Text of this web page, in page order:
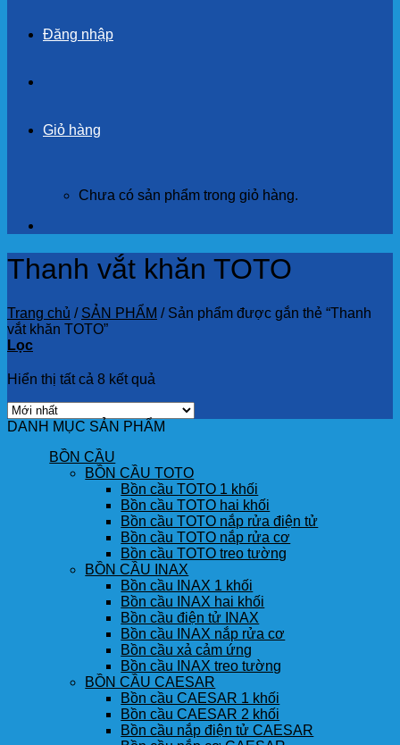
Đăng nhập
Giỏ hàng
Chưa có sản phẩm trong giỏ hàng.
Thanh vắt khăn TOTO
Trang chủ / SẢN PHẨM /Sản phẩm được gắn thẻ “Thanh
vắt khăn TOTO”
Lọc
Hiển thị tất cả 8 kết quả
DANH MỤC SẢN PHẨM
BỒN CẦU
BỒN CẦU TOTO
Bồn cầu TOTO 1 khối
Bồn cầu TOTO hai khối
Bồn cầu TOTO nắp rửa điện tử
Bồn cầu TOTO nắp rửa cơ
Bồn cầu TOTO treo tường
BỒN CẦU INAX
Bồn cầu INAX 1 khối
Bồn cầu INAX hai khối
Bồn cầu điện tử INAX
Bồn cầu INAX nắp rửa cơ
Bồn cầu xả cảm ứng
Bồn cầu INAX treo tường
BỒN CẦU CAESAR
Bồn cầu CAESAR 1 khối
Bồn cầu CAESAR 2 khối
Bồn cầu nắp điện tử CAESAR